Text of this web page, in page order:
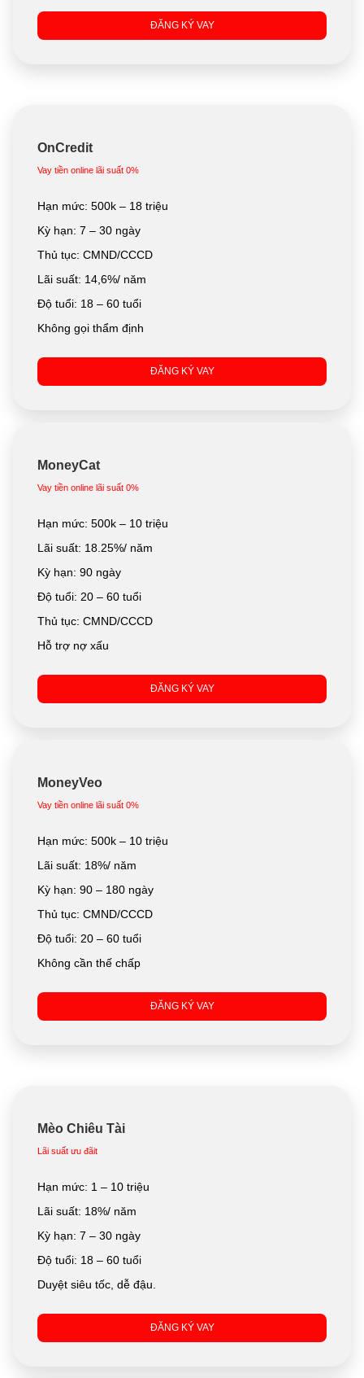
ĐĂNG KÝ VAY
OnCredit
Vay tiền online lãi suất 0%
Hạn mức: 500k – 18 triệu
Kỳ hạn: 7 – 30 ngày
Thủ tục: CMND/CCCD
Lãi suất: 14,6%/ năm
Độ tuổi: 18 – 60 tuổi
Không gọi thẩm định
ĐĂNG KÝ VAY
MoneyCat
Vay tiền online lãi suất 0%
Hạn mức: 500k – 10 triệu
Lãi suất: 18.25%/ năm
Kỳ hạn: 90 ngày
Độ tuổi: 20 – 60 tuổi
Thủ tục: CMND/CCCD
Hỗ trợ nợ xấu
ĐĂNG KÝ VAY
MoneyVeo
Vay tiền online lãi suất 0%
Hạn mức: 500k – 10 triệu
Lãi suất: 18%/ năm
Kỳ hạn: 90 – 180 ngày
Thủ tục: CMND/CCCD
Độ tuổi: 20 – 60 tuổi
Không cần thế chấp
ĐĂNG KÝ VAY
Mèo Chiêu Tài
Lãi suất ưu đãit
Hạn mức: 1 – 10 triệu
Lãi suất: 18%/ năm
Kỳ hạn: 7 – 30 ngày
Độ tuổi: 18 – 60 tuổi
Duyệt siêu tốc, dễ đậu.
ĐĂNG KÝ VAY